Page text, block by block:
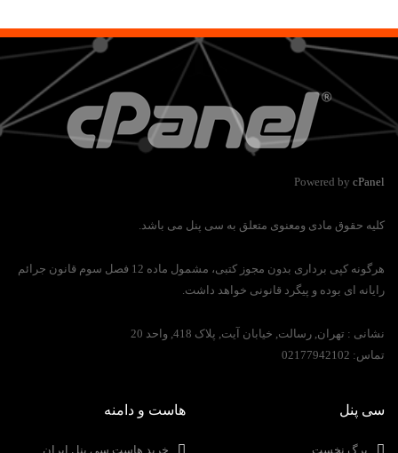
Powered by cPanel
کلیه حقوق مادی ومعنوی متعلق به سی پنل می باشد.
هرگونه کپی برداری بدون مجوز کتبی، مشمول ماده 12 فصل سوم قانون جرائم
رایانه ای بوده و پیگرد قانونی خواهد داشت.
نشانی : تهران, رسالت, خیابان آیت, پلاک 418, واحد 20
تماس:
سی پنل
برگ نخست
هاست و دامنه
خرید هاست سی پنل ایران